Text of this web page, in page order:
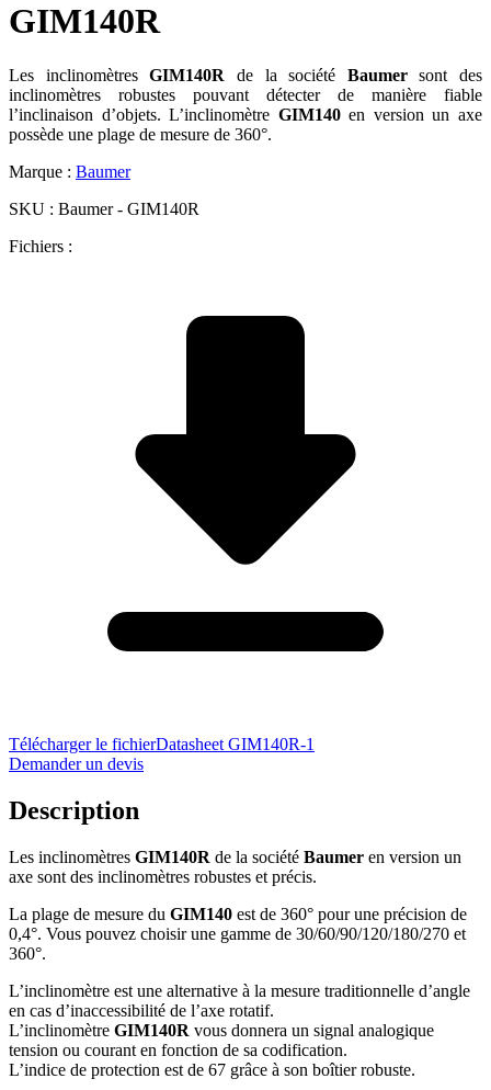
GIM140R
Les inclinomètresGIM140R de la société Baumersont des
inclinomètres robustes pouvant détecter de manière fiable
l’inclinaison d’objets. L’inclinomètre GIM140en version un axe
possède une plage de mesure de 360°.
Marque : Baumer
SKU : Baumer - GIM140R
Fichiers :
Télécharger le fichierDatasheet GIM140R-1
Demander un devis
Description
Les inclinomètres GIM140R de la société Baumer en version un
axe sont des inclinomètres robustes et précis.
La plage de mesure du GIM140 est de 360° pour une précision de
0,4°. Vous pouvez choisir une gamme de 30/60/90/120/180/270 et
360°.
L’inclinomètre est une alternative à la mesure traditionnelle d’angle
en cas d’inaccessibilité de l’axe rotatif.
L’inclinomètre GIM140R vous donnera un signal analogique
tension ou courant en fonction de sa codification.
L’indice de protection est de 67 grâce à son boîtier robuste.